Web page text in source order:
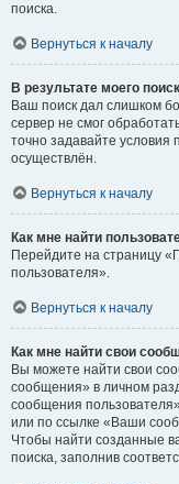
поиска.
Вернуться к началу
В результате моего
Ваш поиск дал слишком
сервер не смог
точно задавайте
осуществлён.
Вернуться к началу
Как мне найти
Перейдите на страницу
пользователя».
Вернуться к началу
Как мне найти свои
Вы можете найти свои
сообщения» в личном
сообщения
или по ссылке «Ваши
Чтобы найти созданные
поиска, заполнив